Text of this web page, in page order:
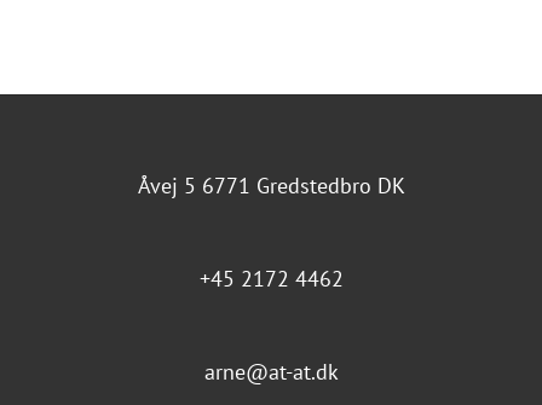
Åvej 5 6771 Gredstedbro DK
+45 2172 4462
arne@at-at.dk